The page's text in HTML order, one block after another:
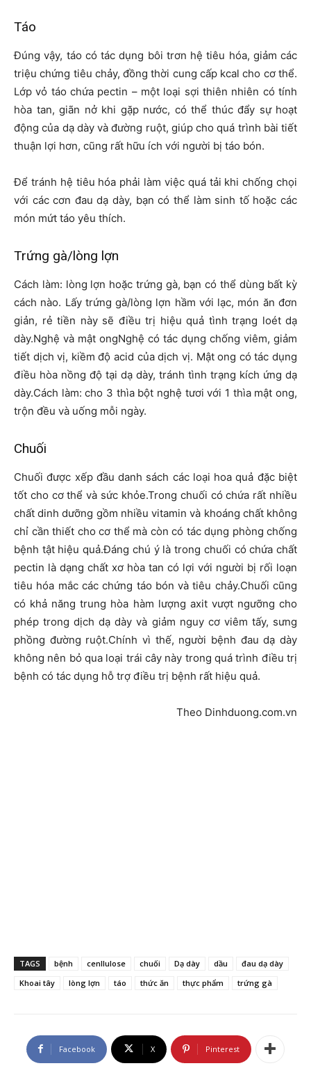
Táo
Đúng vậy, táo có tác dụng bôi trơn hệ tiêu hóa, giảm các
triệu chứng tiêu chảy, đồng thời cung cấp kcal cho cơ thể.
Lớp vỏ táo chứa pectin – một loại sợi thiên nhiên có tính
hòa tan, giãn nở khi gặp nước, có thể thúc đẩy sự hoạt
động của dạ dày và đường ruột, giúp cho quá trình bài tiết
thuận lợi hơn, cũng rất hữu ích với người bị táo bón.
Để tránh hệ tiêu hóa phải làm việc quá tải khi chống chọi
với các cơn đau dạ dày, bạn có thể làm sinh tố hoặc các
món mứt táo yêu thích.
Trứng gà/lòng lợn
Cách làm: lòng lợn hoặc trứng gà, bạn có thể dùng bất kỳ
cách nào. Lấy trứng gà/lòng lợn hầm với lạc, món ăn đơn
giản, rẻ tiền này sẽ điều trị hiệu quả tình trạng loét dạ
dày.Nghệ và mật ongNghệ có tác dụng chống viêm, giảm
tiết dịch vị, kiềm độ acid của dịch vị. Mật ong có tác dụng
điều hòa nồng độ tại dạ dày, tránh tình trạng kích ứng dạ
dày.Cách làm: cho 3 thìa bột nghệ tươi với 1 thìa mật ong,
trộn đều và uống mỗi ngày.
Chuối
Chuối được xếp đầu danh sách các loại hoa quả đặc biệt
tốt cho cơ thể và sức khỏe.Trong chuối có chứa rất nhiều
chất dinh dưỡng gồm nhiều vitamin và khoáng chất không
chỉ cần thiết cho cơ thể mà còn có tác dụng phòng chống
bệnh tật hiệu quả.Đáng chú ý là trong chuối có chứa chất
pectin là dạng chất xơ hòa tan có lợi với người bị rối loạn
tiêu hóa mắc các chứng táo bón và tiêu chảy.Chuối cũng
có khả năng trung hòa hàm lượng axit vượt ngưỡng cho
phép trong dịch dạ dày và giảm nguy cơ viêm tấy, sưng
phồng đường ruột.Chính vì thế, người bệnh đau dạ dày
không nên bỏ qua loại trái cây này trong quá trình điều trị
bệnh có tác dụng hỗ trợ điều trị bệnh rất hiệu quả.
Theo Dinhduong.com.vn
TAGS bệnh cenllulose chuối Dạ dày dầu
đau dạ dày
Khoai tây
lòng lợn táo thức ăn thực phẩm trứng gà
Facebook X Pinterest